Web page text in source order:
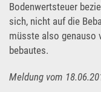
Bodenwertsteuer
sich, nicht auf die
müsste also genauso
bebautes.
Meldung vom